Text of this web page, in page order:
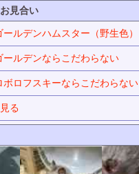
見合い
ルデンハムスター（野生色）
ルデンならこだわらない
ロフスキーならこだわらない
る